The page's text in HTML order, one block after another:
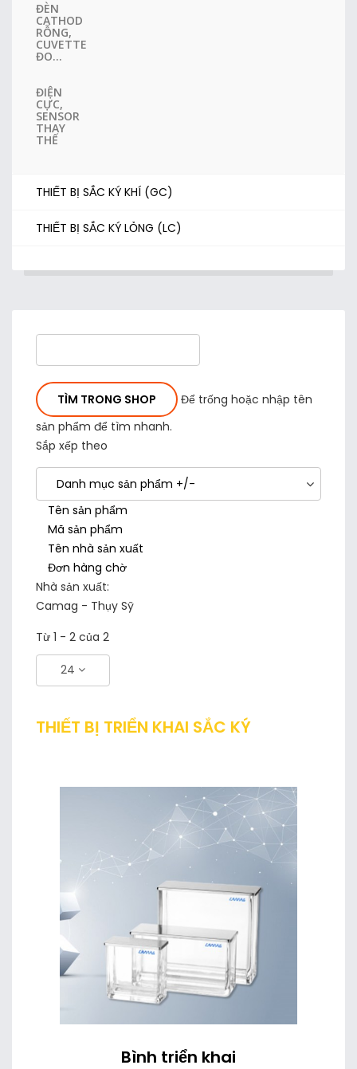
ĐÈN
CATHOD
RỖNG,
CUVETTE
ĐO...
ĐIỆN
CỰC,
SENSOR
THAY
THẾ
THIẾT BỊ SẮC KÝ KHÍ (GC)
THIẾT BỊ SẮC KÝ LỎNG (LC)
Để trống hoặc nhập tên
sản phẩm để tìm nhanh.
Sắp xếp theo
Danh mục sản phẩm +/-
Tên sản phẩm
Mã sản phẩm
Tên nhà sản xuất
Đơn hàng chờ
Nhà sản xuất:
Camag - Thụy Sỹ
Từ 1 - 2 của 2
24
THIẾT BỊ TRIỂN KHAI SẮC KÝ
Bình triển khai